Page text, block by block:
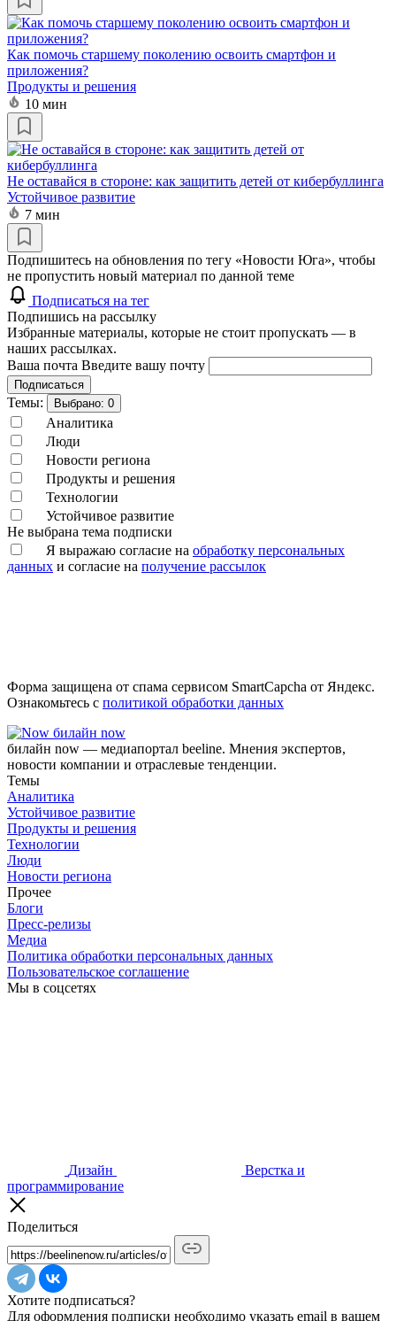
Как помочь старшему поколению освоить смартфон и
приложения?
Продукты и решения
10 мин
Не оставайся в стороне: как защитить детей от кибербуллинга
Устойчивое развитие
7 мин
Подпишитесь на обновления по тегу «Новости Юга», чтобы
не пропустить новый материал по данной теме
Подписаться на тег
Подпишись на рассылку
Избранные материалы, которые не стоит пропускать — в
наших рассылках.
Ваша почта Введите вашу почту
Подписаться
Темы: Выбрано: 0
Аналитика
Люди
Новости региона
Продукты и решения
Технологии
Устойчивое развитие
Не выбрана тема подписки
Я выражаю согласие на обработку персональных
данных и согласие на получение рассылок
Форма защищена от спама сервисом SmartCapcha от Яндекс.
Ознакомьтесь с политикой обработки данных
билайн now
билайн now — медиапортал beeline. Мнения экспертов,
новости компании и отраслевые тенденции.
Темы
Аналитика
Устойчивое развитие
Продукты и решения
Технологии
Люди
Новости региона
Прочее
Блоги
Пресс-релизы
Медиа
Политика обработки персональных данных
Пользовательское соглашение
Мы в соцсетях
Дизайн
Верстка и
программирование
Поделиться
Хотите подписаться?
Для оформления подписки необходимо указать email в вашем